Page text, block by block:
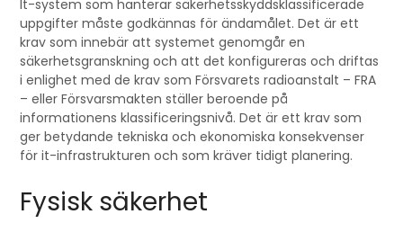
It-system som hanterar säkerhetsskyddsklassificerade
uppgifter måste godkännas för ändamålet. Det är ett
krav som innebär att systemet genomgår en
säkerhetsgranskning och att det konfigureras och driftas
i enlighet med de krav som Försvarets radioanstalt – FRA
– eller Försvarsmakten ställer beroende på
informationens klassificeringsnivå. Det är ett krav som
ger betydande tekniska och ekonomiska konsekvenser
för it-infrastrukturen och som kräver tidigt planering.
Fysisk säkerhet